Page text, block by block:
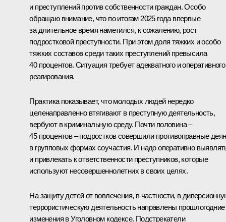
и преступлений против собственности граждан. Особо
обращаю внимание, что по итогам 2025 года впервые
за длительное время наметился, к сожалению, рост
подростковой преступности. При этом доля тяжких и особо
тяжких составов среди таких преступлений превысила
40 процентов. Ситуация требует адекватного и оперативного
реагирования.
Практика показывает, что молодых людей нередко
целенаправленно втягивают в преступную деятельность,
вербуют в криминальную среду. Почти половина –
45 процентов – подростков совершили противоправные
в групповых формах соучастия. И надо оперативно
и привлекать к ответственности преступников, которые
используют несовершеннолетних в своих целях.
На защиту детей от вовлечения, в частности, в
террористическую деятельность направлены прошлогодние
изменения в Уголовном кодексе. Подстрекатели